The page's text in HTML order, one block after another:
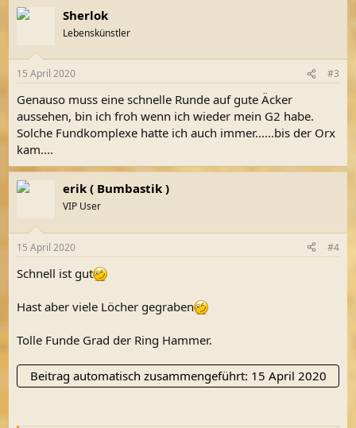
Sherlok
Lebenskünstler
15 April 2020 #3
Genauso muss eine schnelle Runde auf gute Äcker
aussehen, bin ich froh wenn ich wieder mein G2 habe.
Solche Fundkomplexe hatte ich auch immer......bis der Orx
kam....
erik ( Bumbastik )
VIP User
15 April 2020 #4
Schnell ist gut
Hast aber viele Löcher gegraben
Tolle Funde Grad der Ring Hammer.
Beitrag automatisch zusammengeführt: 15 April 2020